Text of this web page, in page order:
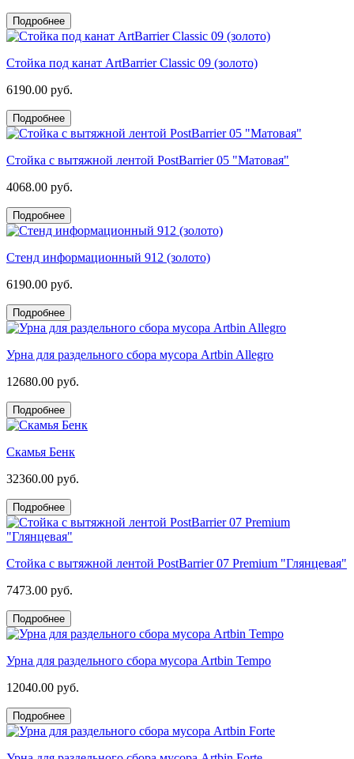
Подробнее
Стойка под канат ArtBarrier Classic 09 (золото)
6190.00 руб.
Подробнее
Стойка с вытяжной лентой PostBarrier 05 "Матовая"
4068.00 руб.
Подробнее
Стенд информационный 912 (золото)
6190.00 руб.
Подробнее
Урна для раздельного сбора мусора Artbin Allegro
12680.00 руб.
Подробнее
Скамья Бенк
32360.00 руб.
Подробнее
Стойка с вытяжной лентой PostBarrier 07 Premium "Глянцевая"
7473.00 руб.
Подробнее
Урна для раздельного сбора мусора Artbin Tempo
12040.00 руб.
Подробнее